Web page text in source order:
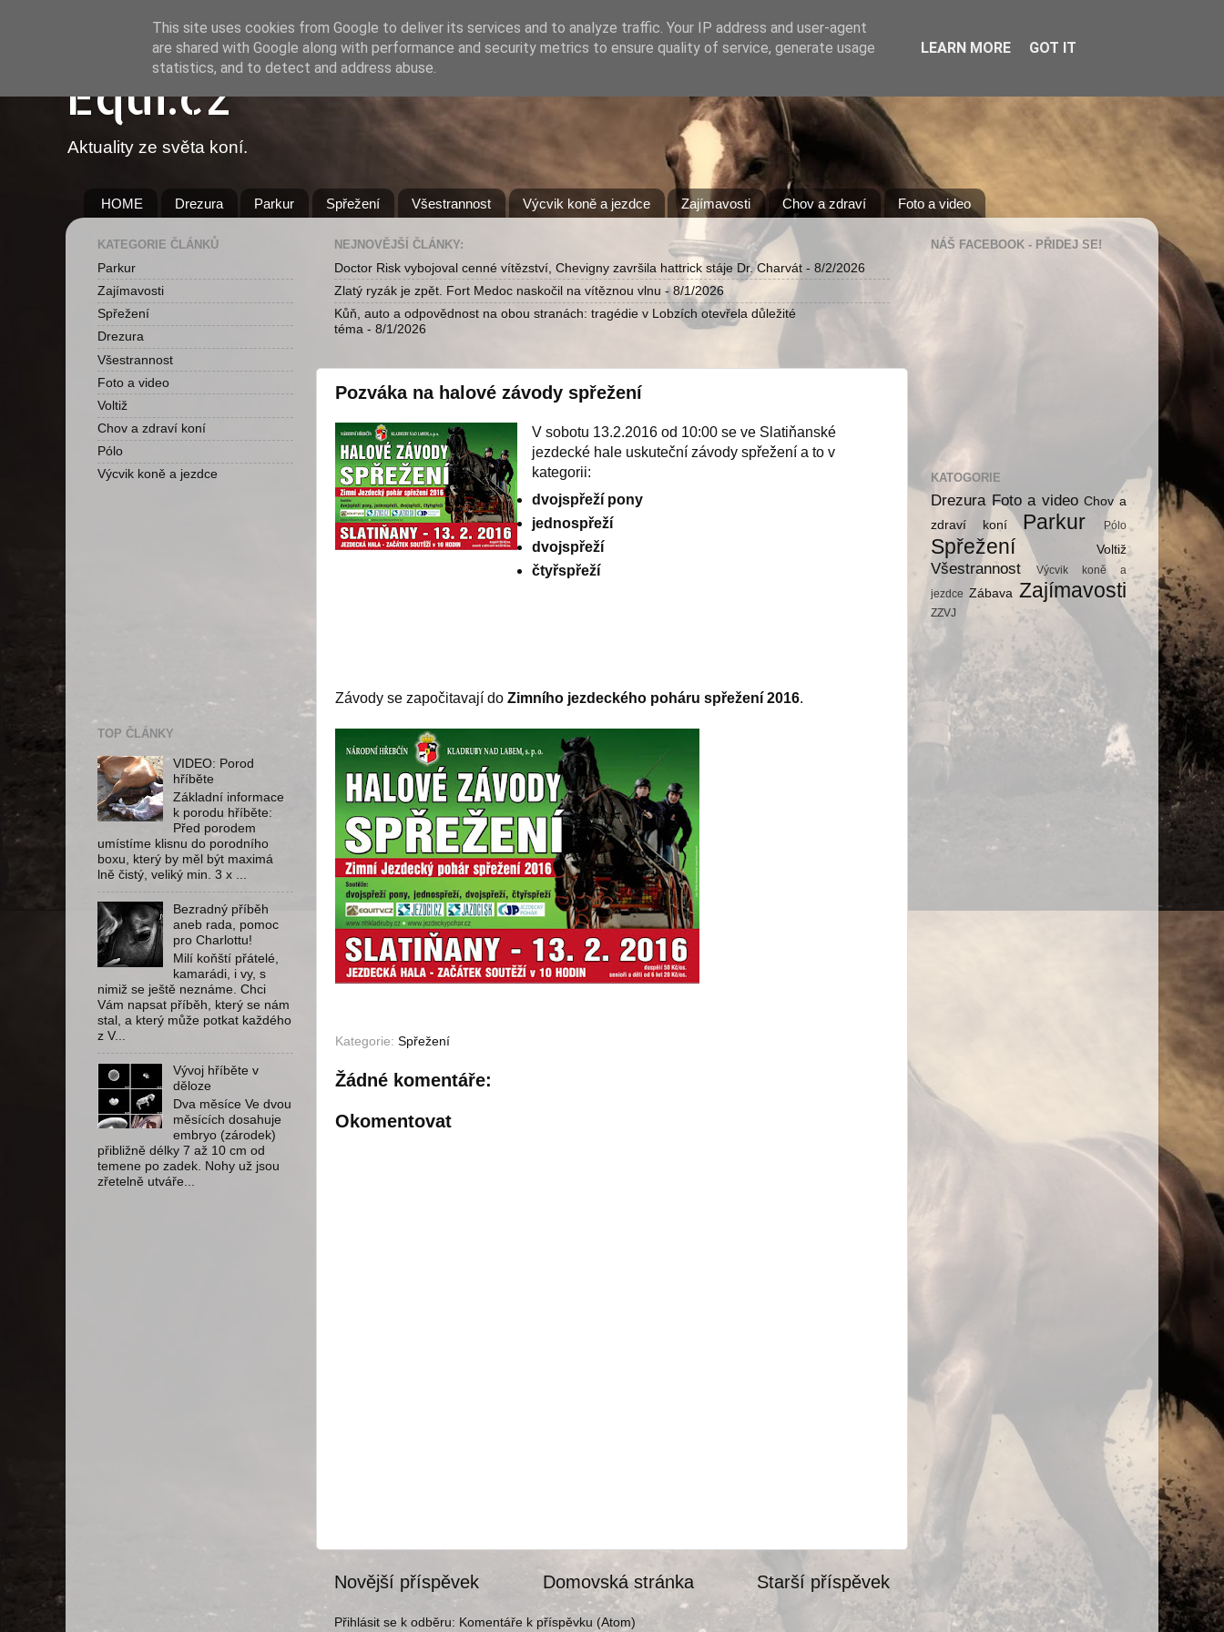
Equi.cz
Aktuality ze světa koní.
HOME Drezura Parkur Spřežení Všestrannost Výcvik koně a jezdce Zajímavosti Chov a zdraví Foto a video
NEJNOVĚJŠÍ ČLÁNKY:
Doctor Risk vybojoval cenné vítězství, Chevigny završila hattrick stáje Dr. Charvát - 8/2/2026
Zlatý ryzák je zpět. Fort Medoc naskočil na vítěznou vlnu - 8/1/2026
Kůň, auto a odpovědnost na obou stranách: tragédie v Lobzích otevřela důležité
téma - 8/1/2026
Pozváka na halové závody spřežení
V sobotu 13.2.2016 od 10:00 se ve Slatiňanské
jezdecké hale uskuteční závody spřežení a to v
kategorii:
dvojspřeží pony
jednospřeží
dvojspřeží
čtyřspřeží
Závody se započitavají do Zimního jezdeckého poháru spřežení 2016.
Kategorie: Spřežení
Žádné komentáře:
Okomentovat
Novější příspěvek Starší příspěvek
Domovská stránka
Přihlásit se k odběru: Komentáře k příspěvku (Atom)
KATEGORIE ČLÁNKŮ
Parkur
Zajímavosti
Spřežení
Drezura
Všestrannost
Foto a video
Voltiž
Chov a zdraví koní
Pólo
Výcvik koně a jezdce
TOP ČLÁNKY
VIDEO: Porod
hříběte
Základní informace
k porodu hříběte:
Před porodem
umístíme klisnu do porodního
boxu, který by měl být maximá
lně čistý, veliký min. 3 x ...
Bezradný příběh
aneb rada, pomoc
pro Charlottu!
Milí koňští přátelé,
kamarádi, i vy, s
nimiž se ještě neznáme. Chci
Vám napsat příběh, který se nám
stal, a který může potkat každého
z V...
Vývoj hříběte v
děloze
Dva měsíce Ve dvou
měsících dosahuje
embryo (zárodek)
přibližně délky 7 až 10 cm od
temene po zadek. Nohy už jsou
zřetelně utváře...
NÁŠ FACEBOOK - PŘIDEJ SE!
KATOGORIE
Drezura Foto a video Chov a
zdraví koní
Parkur Pólo
Spřežení Voltiž
Všestrannost Výcvik koně a
jezdce Zábava Zajímavosti
ZZVJ
This site uses cookies from Google to deliver its services and to analyze traffic. Your IP address and user-agent
are shared with Google along with performance and security metrics to ensure quality of service, generate usage
statistics, and to detect and address abuse.
LEARN MORE GOT IT